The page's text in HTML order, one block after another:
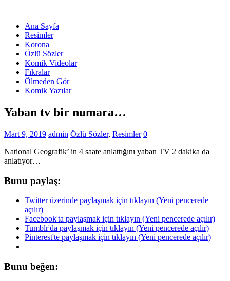
Ana Sayfa
Resimler
Korona
Özlü Sözler
Komik Videolar
Fıkralar
Ölmeden Gör
Komik Yazılar
Yaban tv bir numara…
Mart 9, 2019 admin Özlü Sözler, Resimler 0
National Geografik’ in 4 saate anlattığını yaban TV 2 dakika da
anlatıyor…
Bunu paylaş:
Twitter üzerinde paylaşmak için tıklayın (Yeni pencerede
açılır)
Facebook'ta paylaşmak için tıklayın (Yeni pencerede açılır)
Tumblr'da paylaşmak için tıklayın (Yeni pencerede açılır)
Pinterest'te paylaşmak için tıklayın (Yeni pencerede açılır)
Bunu beğen: